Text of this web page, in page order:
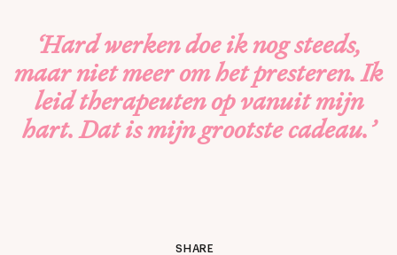
‘Hard werken doe ik nog steeds,
maar niet meer om het presteren. Ik
leid therapeuten op vanuit mijn
hart. Dat is mijn grootste cadeau.’
SHARE